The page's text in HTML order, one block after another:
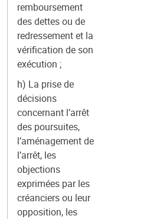
remboursement
des dettes ou de
redressement et la
vérification de son
exécution ;
h) La prise de
décisions
concernant l’arrêt
des poursuites,
l’aménagement de
l’arrêt, les
objections
exprimées par les
créanciers ou leur
opposition, les